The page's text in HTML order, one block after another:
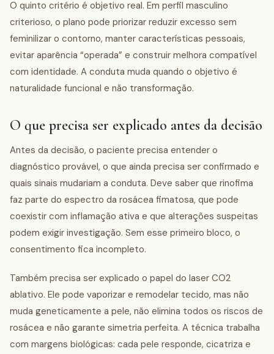
O quinto critério é objetivo real. Em perfil masculino
criterioso, o plano pode priorizar reduzir excesso sem
feminilizar o contorno, manter características pessoais,
evitar aparência “operada” e construir melhora compatível
com identidade. A conduta muda quando o objetivo é
naturalidade funcional e não transformação.
O que precisa ser explicado antes da decisão
Antes da decisão, o paciente precisa entender o
diagnóstico provável, o que ainda precisa ser confirmado e
quais sinais mudariam a conduta. Deve saber que rinofima
faz parte do espectro da rosácea fimatosa, que pode
coexistir com inflamação ativa e que alterações suspeitas
podem exigir investigação. Sem esse primeiro bloco, o
consentimento fica incompleto.
Também precisa ser explicado o papel do laser CO2
ablativo. Ele pode vaporizar e remodelar tecido, mas não
muda geneticamente a pele, não elimina todos os riscos de
rosácea e não garante simetria perfeita. A técnica trabalha
com margens biológicas: cada pele responde, cicatriza e